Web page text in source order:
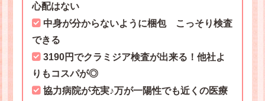
心配はない
中身が分からないように梱包 こっそり検査
できる
3190円でクラミジア検査が出来る！他社よ
りもコスパが◎
協力病院が充実♪万が一陽性でも近くの医療